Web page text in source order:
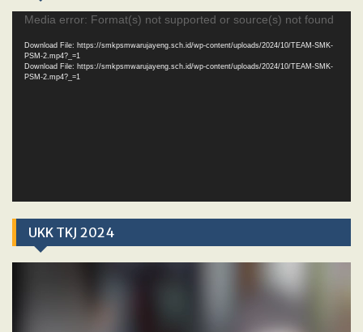
Video
Media error: Format(s) not supported or source(s) not found
Download File: https://smkpsmwarujayeng.sch.id/wp-content/uploads/2024/10/TEAM-SMK-
PSM-2.mp4?_=1
Download File: https://smkpsmwarujayeng.sch.id/wp-content/uploads/2024/10/TEAM-SMK-
PSM-2.mp4?_=1
UKK TKJ 2024